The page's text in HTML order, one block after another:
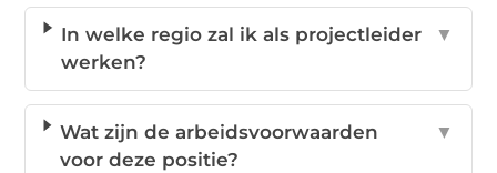
In welke regio zal ik als projectleider
werken?
▼
Wat zijn de arbeidsvoorwaarden
voor deze positie?
▼